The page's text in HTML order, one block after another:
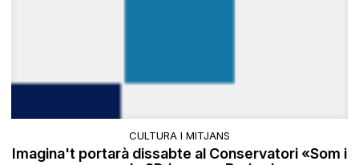
CULTURA I MITJANS
Imagina't portarà dissabte al Conservatori «Som i